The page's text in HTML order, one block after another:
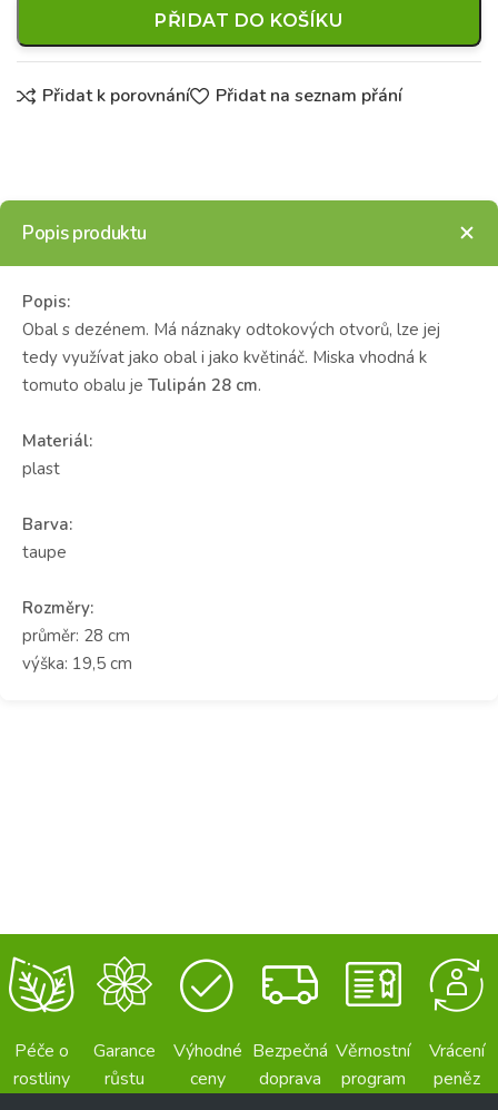
PŘIDAT DO KOŠÍKU
Přidat k porovnání Přidat na seznam přání
Popis produktu
Popis:
Obal s dezénem. Má náznaky odtokových otvorů, lze jej
tedy využívat jako obal i jako květináč. Miska vhodná k
tomuto obalu je Tulipán 28 cm.
Materiál:
plast
Barva:
taupe
Rozměry:
průměr: 28 cm
výška: 19,5 cm
Péče o
rostliny
Garance
růstu
Výhodné
ceny
Bezpečná
doprava
Věrnostní
program
Vrácení
peněz